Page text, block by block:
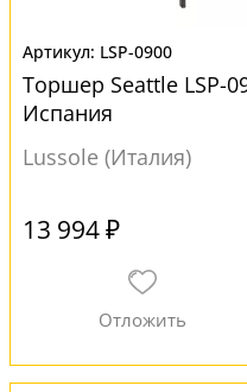
LSP-0900
Торшер Seattle LSP-
Испания
Lussole (Италия)
13 994 ₽